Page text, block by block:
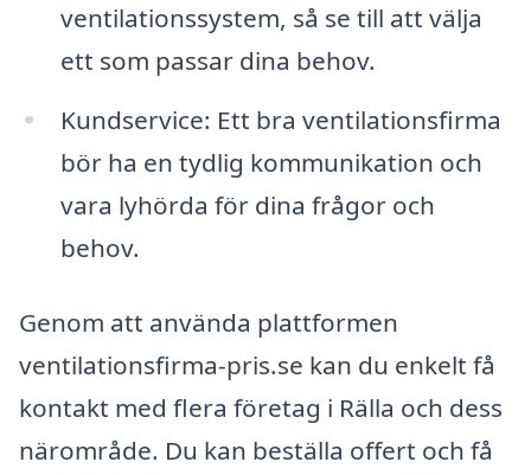
ventilationssystem, så se till att välja
ett som passar dina behov.
Kundservice: Ett bra ventilationsfirma
bör ha en tydlig kommunikation och
vara lyhörda för dina frågor och
behov.
Genom att använda plattformen
ventilationsfirma-pris.se kan du enkelt få
kontakt med flera företag i Rälla och dess
närområde. Du kan beställa offert och få